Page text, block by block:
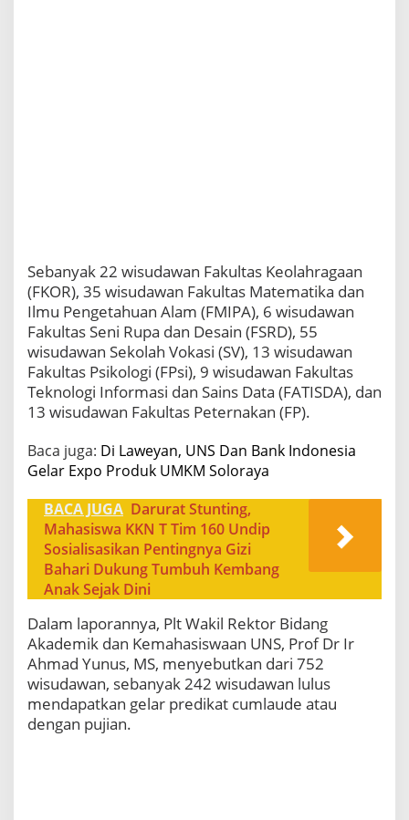
Sebanyak 22 wisudawan Fakultas Keolahragaan
(FKOR), 35 wisudawan Fakultas Matematika dan
Ilmu Pengetahuan Alam (FMIPA), 6 wisudawan
Fakultas Seni Rupa dan Desain (FSRD), 55
wisudawan Sekolah Vokasi (SV), 13 wisudawan
Fakultas Psikologi (FPsi), 9 wisudawan Fakultas
Teknologi Informasi dan Sains Data (FATISDA), dan
13 wisudawan Fakultas Peternakan (FP).
Baca juga: Di Laweyan, UNS Dan Bank Indonesia
Gelar Expo Produk UMKM Soloraya
BACA JUGA Darurat Stunting,
Mahasiswa KKN T Tim 160 Undip
Sosialisasikan Pentingnya Gizi
Bahari Dukung Tumbuh Kembang
Anak Sejak Dini
Dalam laporannya, Plt Wakil Rektor Bidang
Akademik dan Kemahasiswaan UNS, Prof Dr Ir
Ahmad Yunus, MS, menyebutkan dari 752
wisudawan, sebanyak 242 wisudawan lulus
mendapatkan gelar predikat cumlaude atau
dengan pujian.